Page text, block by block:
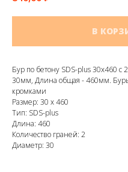
В
Бур по бетону SDS-plus 30х460
30мм, Длина общая - 460мм.
кромками
Размер: 30 х 460
Тип: SDS-plus
Длина: 460
Количество граней: 2
Диаметр: 30